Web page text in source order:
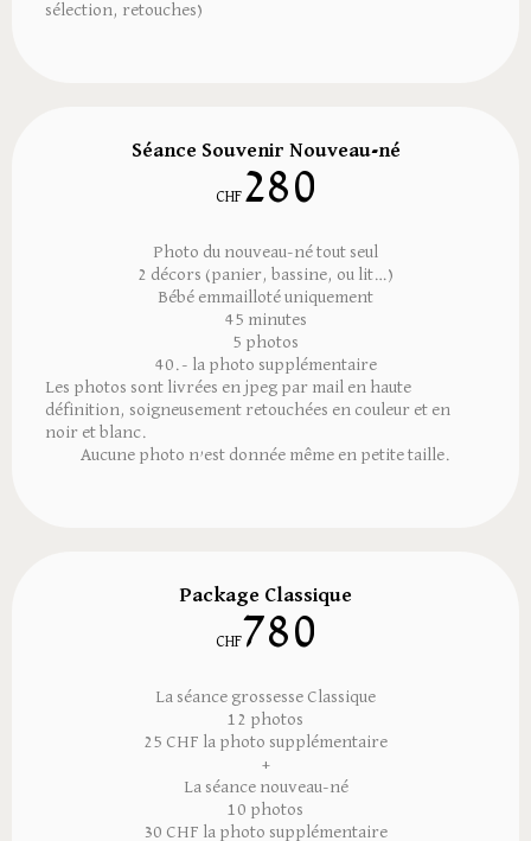
sélection, retouches)
Séance Souvenir Nouveau-né
CHF280
Photo du nouveau-né tout seul
2 décors (panier, bassine, ou lit…)
Bébé emmailloté uniquement
45 minutes
5 photos
40.- la photo supplémentaire
Les photos sont livrées en jpeg par mail en haute
définition, soigneusement retouchées en couleur et en
noir et blanc.
Aucune photo n’est donnée même en petite taille.
Package Classique
CHF780
La séance grossesse Classique
12 photos
25 CHF la photo supplémentaire
+
La séance nouveau-né
10 photos
30 CHF la photo supplémentaire